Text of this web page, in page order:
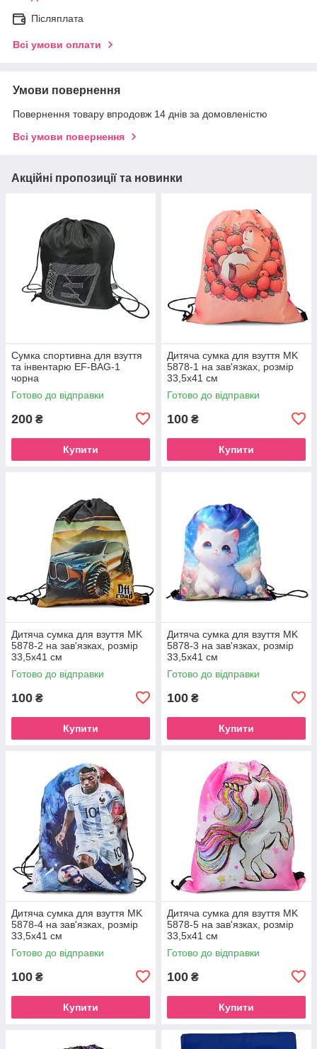
Післяплата
Всі умови оплати
Умови повернення
Повернення товару впродовж 14 днів за домовленістю
Всі умови повернення
Акційні пропозиції та новинки
Сумка спортивна для взуття
та інвентарю EF-BAG-1
чорна
Готово до відправки
200 ₴
Купити
Дитяча сумка для взуття MK
5878-1 на зав'язках, розмір
33,5х41 см
Готово до відправки
100 ₴
Купити
Дитяча сумка для взуття MK
5878-2 на зав'язках, розмір
33,5х41 см
Готово до відправки
100 ₴
Купити
Дитяча сумка для взуття MK
5878-3 на зав'язках, розмір
33,5х41 см
Готово до відправки
100 ₴
Купити
Дитяча сумка для взуття MK
5878-4 на зав'язках, розмір
33,5х41 см
Готово до відправки
100 ₴
Купити
Дитяча сумка для взуття MK
5878-5 на зав'язках, розмір
33,5х41 см
Готово до відправки
100 ₴
Купити